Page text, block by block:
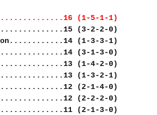
(1-5-1-1)
(3-2-2-0)
(1-3-3-1)
(3-1-3-0)
(1-4-2-0)
(1-3-2-1)
(2-1-4-0)
(2-2-2-0)
(2-1-3-0)